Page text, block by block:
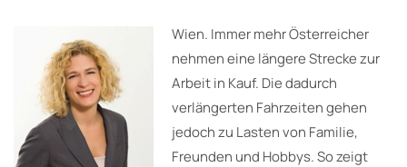
Wien. Immer mehr Österreicher
nehmen eine längere Strecke zur
Arbeit in Kauf. Die dadurch
verlängerten Fahrzeiten gehen
jedoch zu Lasten von Familie,
Freunden und Hobbys. So zeigt